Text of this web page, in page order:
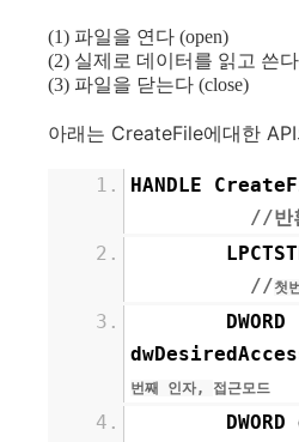
(1) 파일을 연다 (open)
(2) 실제로 데이터를 읽고 쓴다
(3) 파일을 닫는다 (close)
아래는 CreateFile에대한
HANDLE
//반
LPCTSTR
//첫
DWORD
번째 인자, 접근모드
DWORD